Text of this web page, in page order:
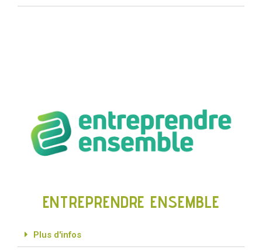
ENTREPRENDRE ENSEMBLE
Plus d'infos